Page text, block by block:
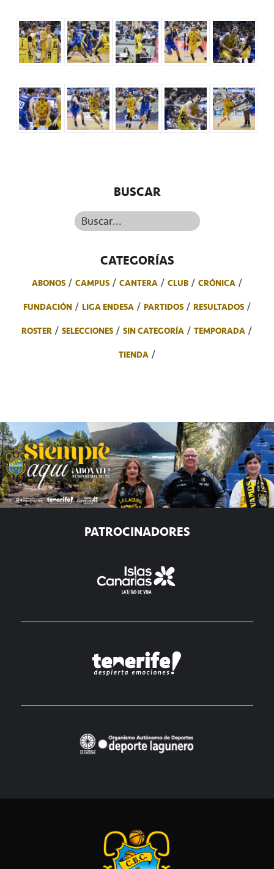
BUSCAR
Buscar...
CATEGORÍAS
ABONOS CAMPUS CANTERA CLUB
CRÓNICA
FUNDACIÓN
LIGA ENDESA PARTIDOS
RESULTADOS
ROSTER
SELECCIONES SIN CATEGORÍA
TEMPORADA
TIENDA
PATROCINADORES